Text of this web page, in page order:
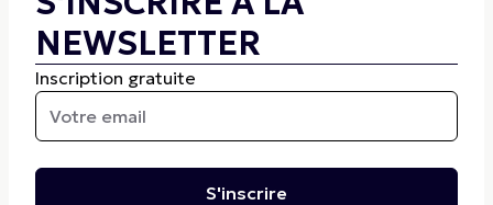
NEWSLETTER
Inscription gratuite
S'inscrire